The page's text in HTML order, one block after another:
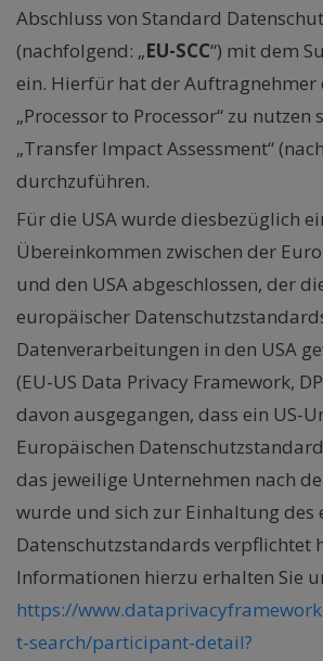
Abschluss von Standard
(nachfolgend: „EU-SCC“) mit dem
ein. Hierfür hat der Auftragnehmer
„Processor to Processor“ zu nutzen
„Transfer Impact Assessment“
durchzuführen.
Für die USA wurde diesbezüglich
Übereinkommen zwischen der
und den USA abgeschlossen, der
europäischer
Datenverarbeitungen in den USA
(EU-US Data Privacy Framework,
davon ausgegangen, dass ein US-
Europäischen
das jeweilige Unternehmen nach
wurde und sich zur Einhaltung des
Datenschutzstandards verpflichtet
Informationen hierzu erhalten Sie
https://
t-search/participant-detail?